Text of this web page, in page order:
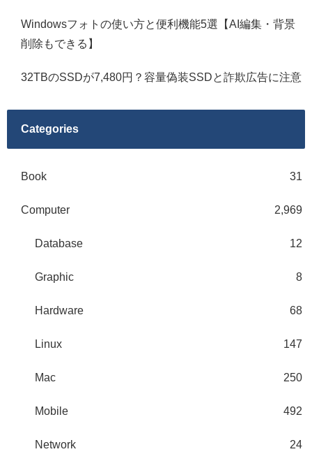
Windowsフォトの使い方と便利機能5選【AI編集・背景
削除もできる】
32TBのSSDが7,480円？容量偽装SSDと詐欺広告に注意
Categories
Book 31
Computer 2,969
Database 12
Graphic 8
Hardware 68
Linux 147
Mac 250
Mobile 492
Network 24